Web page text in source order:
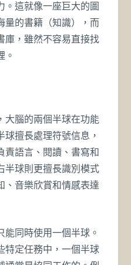
。這就像一座巨大的圖
量的書籍（知識），而
庫，雖然不容易直接找
。
大腦的兩個半球在功能
球擅長處理符號信息，
責語言、閱讀、書寫和
半球則更擅長識別模式
、音樂欣賞和情感表達
同時使用一個半球。
特定任務中，一個半球